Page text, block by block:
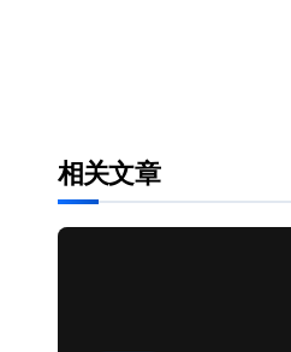
相关文章